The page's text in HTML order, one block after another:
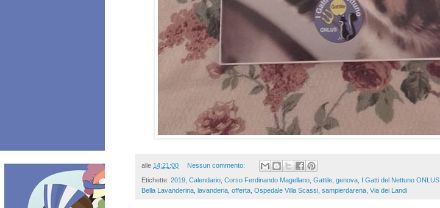
alle 14:21:00 Nessun commento:
Etichette: 2019 Calendario Corso Ferdinando Magellano Gattile genova I Gatti del Nettuno ONLUS
Bella Lavanderina lavanderia offerta Ospedale Villa Scassi sampierdarena Via dei Landi